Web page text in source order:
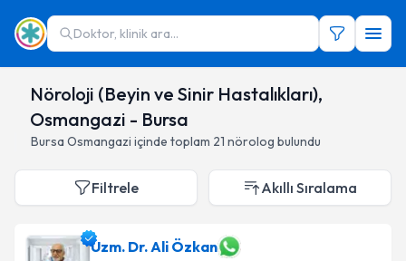
Doktor, klinik ara...
Nöroloji (Beyin ve Sinir Hastalıkları),
Osmangazi - Bursa
Bursa Osmangazi içinde toplam 21 nörolog bulundu
Filtrele Akıllı Sıralama
Uzm. Dr. Ali Özkan